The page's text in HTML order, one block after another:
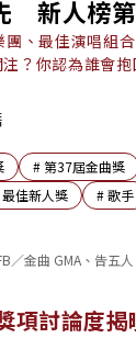
新人榜
、最佳演唱組
？你認為誰會
#第37屆金曲獎
最佳新人獎 #歌手
／金曲 GMA、告五
項討論度揭